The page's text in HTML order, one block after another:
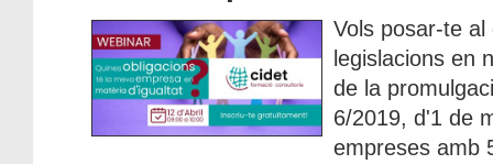
Vols posar-te
legislacions en
de la
6/2019, d'1 de
empreses amb